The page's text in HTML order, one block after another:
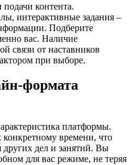
контента.
интерактивные задания –
Подберите
вас. Наличие
связи от наставников
при выборе.
формата
платформы.
времени, что
других дел и занятий. Вы
для вас режиме, не теряя